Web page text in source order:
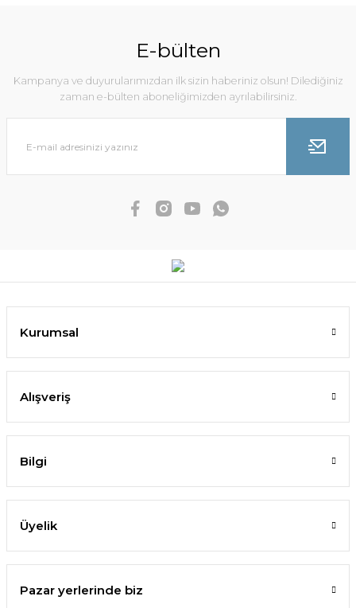
E-bülten
Kampanya ve duyurularımızdan ilk sizin haberiniz olsun! Dilediğiniz
zaman e-bülten aboneliğimizden ayrılabilirsiniz.
Kurumsal
Alışveriş
Bilgi
Üyelik
Pazar yerlerinde biz